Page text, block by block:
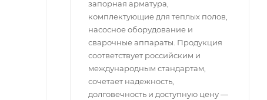
запорная арматура,
комплектующие для теплых полов,
насосное оборудование и
сварочные аппараты. Продукция
соответствует российским и
международным стандартам,
сочетает надежность,
долговечность и доступную цену —